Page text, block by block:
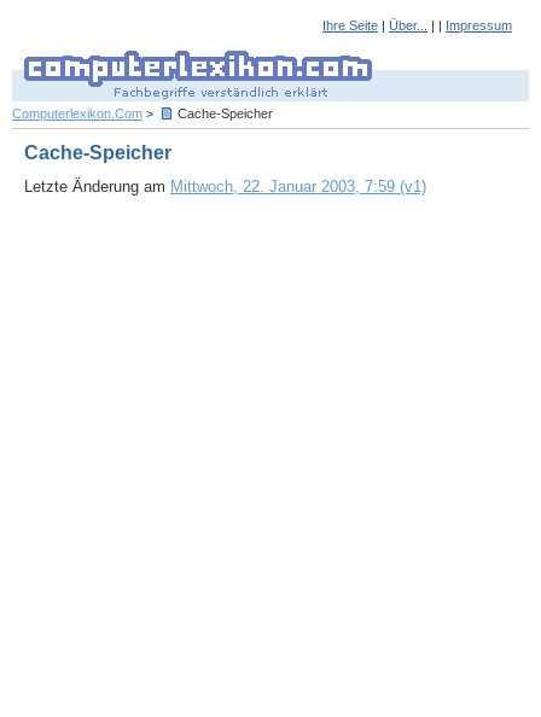
Ihre Seite | Über... | | Impressum
Computerlexikon.Com > Cache-Speicher
Cache-Speicher
Letzte Änderung am Mittwoch, 22. Januar 2003, 7:59 (v1)